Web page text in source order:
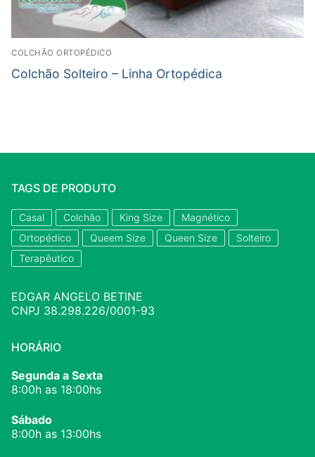
COLCHÃO ORTOPÉDICO
Colchão Solteiro – Linha Ortopédica
TAGS DE PRODUTO
Casal Colchão King Size
Magnético
Ortopédico
Queem Size Queen Size
Solteiro
Terapêutico
EDGAR ANGELO BETINE
CNPJ 38.298.226/0001-93
HORÁRIO
Segunda a Sexta
8:00h as 18:00hs
Sábado
8:00h as 13:00hs